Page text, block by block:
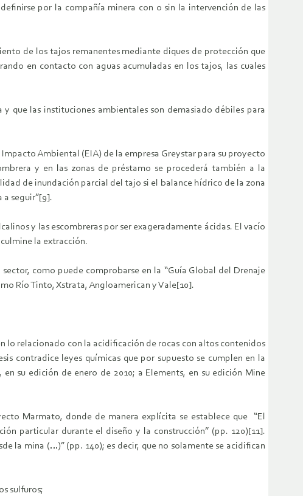
por la compañía minera con o sin la intervención de las
de los tajos remanentes mediante diques de protección que
en contacto con aguas acumuladas en los tajos, las cuales
que las instituciones ambientales son demasiado débiles para
Ambiental (EIA) de la empresa Greystar para su proyecto
y en las zonas de préstamo se procederá también a la
de inundación parcial del tajo si el balance hídrico de la zona
a seguir”[9].
y las escombreras por ser exageradamente ácidas. El vacío
la extracción.
como puede comprobarse en la “Guía Global del Drenaje
Río Tinto, Xstrata, Angloamerican y Vale[10].
lo relacionado con la acidificación de rocas con altos contenidos
contradice leyes químicas que por supuesto se cumplen en la
su edición de enero de 2010; a Elements, en su edición Mine
Marmato, donde de manera explícita se establece que “El
particular durante el diseño y la construcción” (pp. 120)[11].
la mina (…)” (pp. 140); es decir, que no solamente se acidifican
sulfuros;